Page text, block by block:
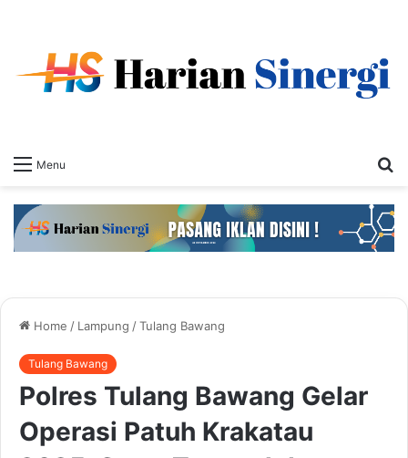
Menu
Home / Lampung /Tulang Bawang
Tulang Bawang
Polres Tulang Bawang Gelar
Operasi Patuh Krakatau